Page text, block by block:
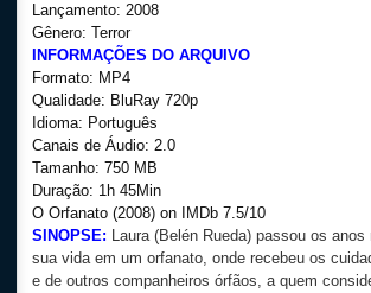
Lançamento: 2008
Gênero: Terror
INFORMAÇÕES DO ARQUIVO
Formato: MP4
Qualidade: BluRay 720p
Idioma: Português
Canais de Áudio: 2.0
Tamanho: 750 MB
Duração: 1h 45Min
O Orfanato (2008) on IMDb 7.5/10
SINOPSE: Laura (Belén Rueda) passou os
sua vida em um orfanato, onde recebeu os
e de outros companheiros órfãos, a quem